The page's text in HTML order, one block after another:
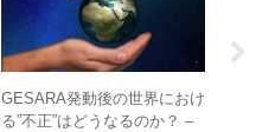
GESARA発動後の世界におけ
る”不正”はどうなるのか？ –